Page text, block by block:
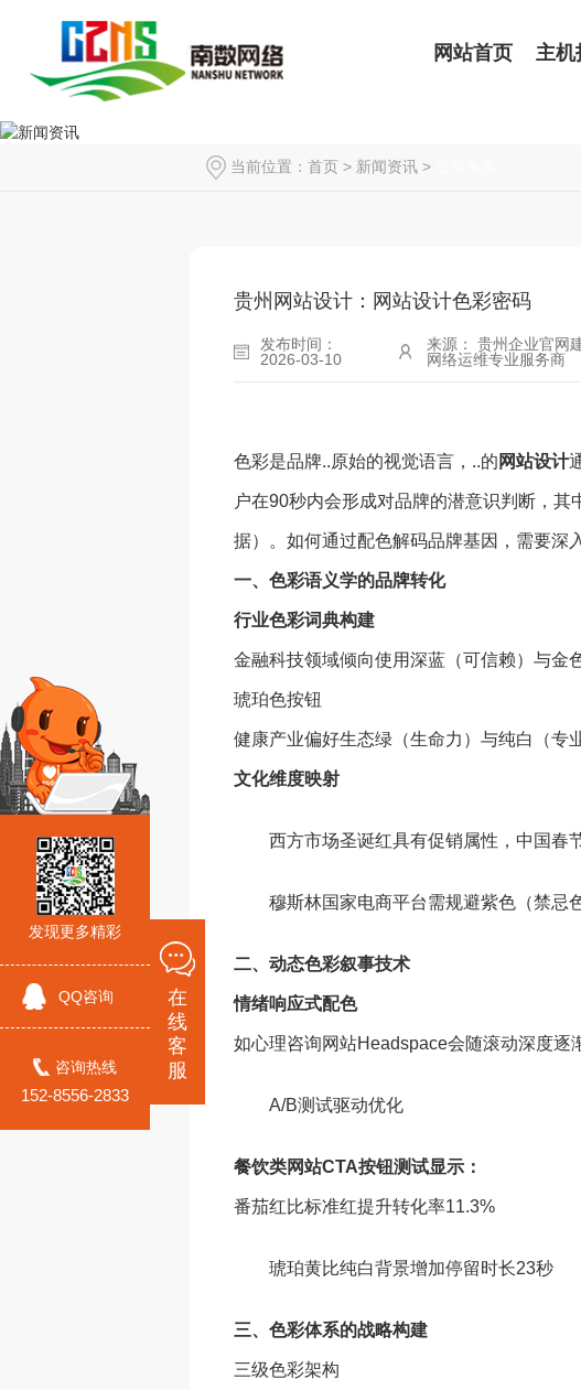
网站首页 主机
当前位置： 首页 > 新闻资讯 >
贵州网站设计：网站设计色彩密码
发布时间：
2026-03-10
来源： 贵州企业官网
网络运维专业服务商
色彩是品牌..原始的视觉语言，..的 网站设计
户在90秒内会形成对品牌的潜意识判断，
据）。如何通过配色解码品牌基因，需要深
一、色彩语义学的品牌转化
行业色彩词典构建
金融科技领域倾向使用深蓝（可信赖）与金
琥珀色按钮
健康产业偏好生态绿（生命力）与纯白（专
文化维度映射
西方市场圣诞红具有促销属性，中国春
穆斯林国家电商平台需规避紫色（禁忌
二、动态色彩叙事技术
情绪响应式配色
如心理咨询网站Headspace会随滚动深度逐
A/B测试驱动优化
餐饮类网站CTA按钮测试显示：
番茄红比标准红提升转化率11.3%
琥珀黄比纯白背景增加停留时长23秒
三、色彩体系的战略构建
三级色彩架构
发现更多精彩
QQ咨询
咨询热线
152-8556-2833
在
线
客
服